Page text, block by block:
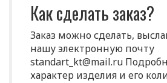
Как сделать заказ?
Заказ можно сделать,
нашу электронную почту
standart_kt@mail.ru
характер изделия и его